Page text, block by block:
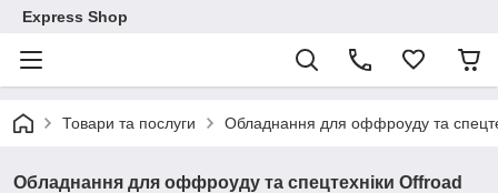
Express Shop
Товари та послуги Обладнання для оффроуду та
Обладнання для оффроуду та спецтехніки Offroad